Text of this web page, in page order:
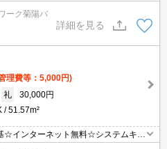
ーク菊陽バ
詳細を見る
理費等：5,000円)
礼
30,000円
51.57m²
☆インターネット無料☆システムキッ